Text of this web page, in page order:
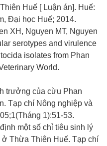
Huế [ Luận án]. Huế:
Đại học Huế; 2014.
XH, Nguyen MT, Nguyen
serotypes and virulence
isolates from Phan
World.
trưởng của cừu Phan
Tạp chí Nông nghiệp và
1):51-53.
một số chỉ tiêu sinh lý
Thừa Thiên Huế. Tạp chí